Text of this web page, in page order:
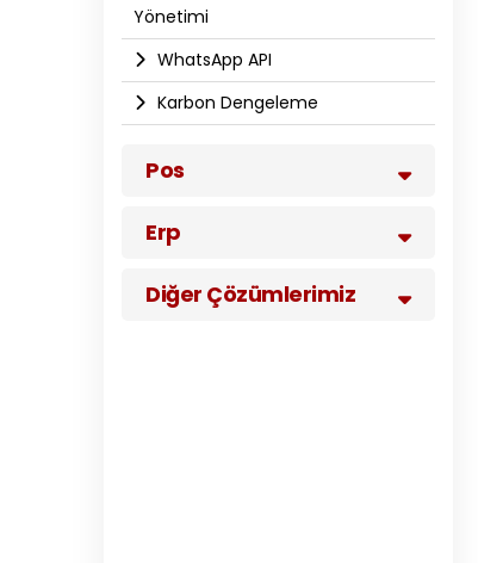
Yönetimi
WhatsApp API​
Karbon Dengeleme
Pos
Erp
Diğer Çözümlerimiz